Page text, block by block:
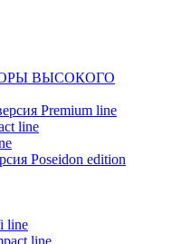
ВЫСОКОГО
Premium line
line
Poseidon edition
line
line